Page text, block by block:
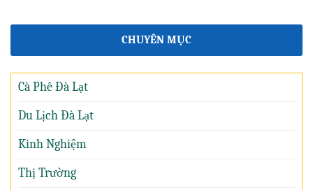
CHUYÊN MỤC
Cà Phê Đà Lạt
Du Lịch Đà Lạt
Kinh Nghiệm
Thị Trường